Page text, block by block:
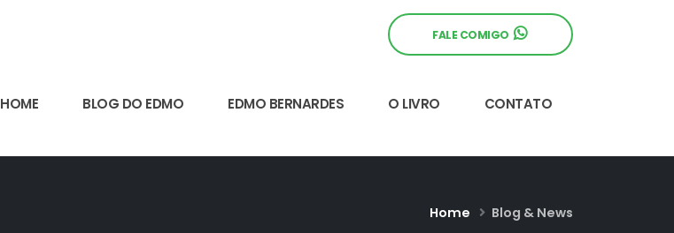
FALE COMIGO
HOME BLOG DO EDMO EDMO BERNARDES O LIVRO CONTATO
Home Blog & News